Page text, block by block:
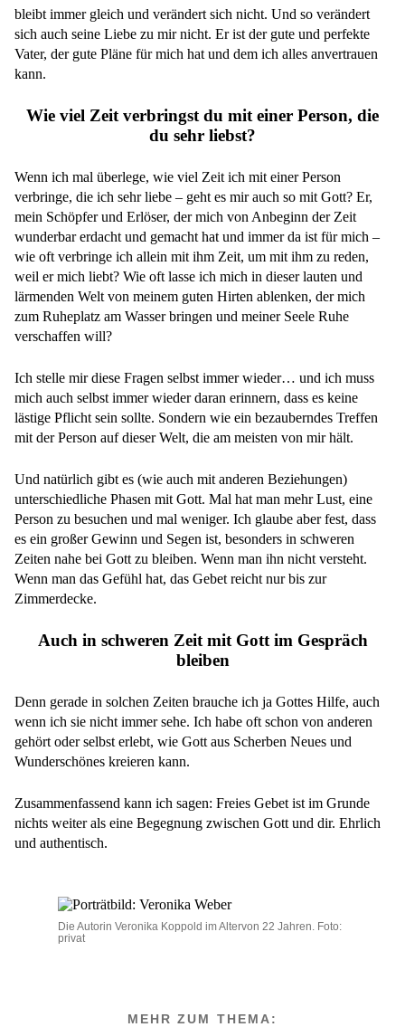
bleibt immer gleich und verändert sich nicht. Und so verändert
sich auch seine Liebe zu mir nicht. Er ist der gute und perfekte
Vater, der gute Pläne für mich hat und dem ich alles anvertrauen
kann.
Wie viel Zeit verbringst du mit einer Person, die
du sehr liebst?
Wenn ich mal überlege, wie viel Zeit ich mit einer Person
verbringe, die ich sehr liebe – geht es mir auch so mit Gott? Er,
mein Schöpfer und Erlöser, der mich von Anbeginn der Zeit
wunderbar erdacht und gemacht hat und immer da ist für mich –
wie oft verbringe ich allein mit ihm Zeit, um mit ihm zu reden,
weil er mich liebt? Wie oft lasse ich mich in dieser lauten und
lärmenden Welt von meinem guten Hirten ablenken, der mich
zum Ruheplatz am Wasser bringen und meiner Seele Ruhe
verschaffen will?
Ich stelle mir diese Fragen selbst immer wieder… und ich muss
mich auch selbst immer wieder daran erinnern, dass es keine
lästige Pflicht sein sollte. Sondern wie ein bezauberndes Treffen
mit der Person auf dieser Welt, die am meisten von mir hält.
Und natürlich gibt es (wie auch mit anderen Beziehungen)
unterschiedliche Phasen mit Gott. Mal hat man mehr Lust, eine
Person zu besuchen und mal weniger. Ich glaube aber fest, dass
es ein großer Gewinn und Segen ist, besonders in schweren
Zeiten nahe bei Gott zu bleiben. Wenn man ihn nicht versteht.
Wenn man das Gefühl hat, das Gebet reicht nur bis zur
Zimmerdecke.
Auch in schweren Zeit mit Gott im Gespräch
bleiben
Denn gerade in solchen Zeiten brauche ich ja Gottes Hilfe, auch
wenn ich sie nicht immer sehe. Ich habe oft schon von anderen
gehört oder selbst erlebt, wie Gott aus Scherben Neues und
Wunderschönes kreieren kann.
Zusammenfassend kann ich sagen: Freies Gebet ist im Grunde
nichts weiter als eine Begegnung zwischen Gott und dir. Ehrlich
und authentisch.
Die Autorin Veronika Koppold im Altervon 22 Jahren. Foto:
privat
MEHR ZUM THEMA: